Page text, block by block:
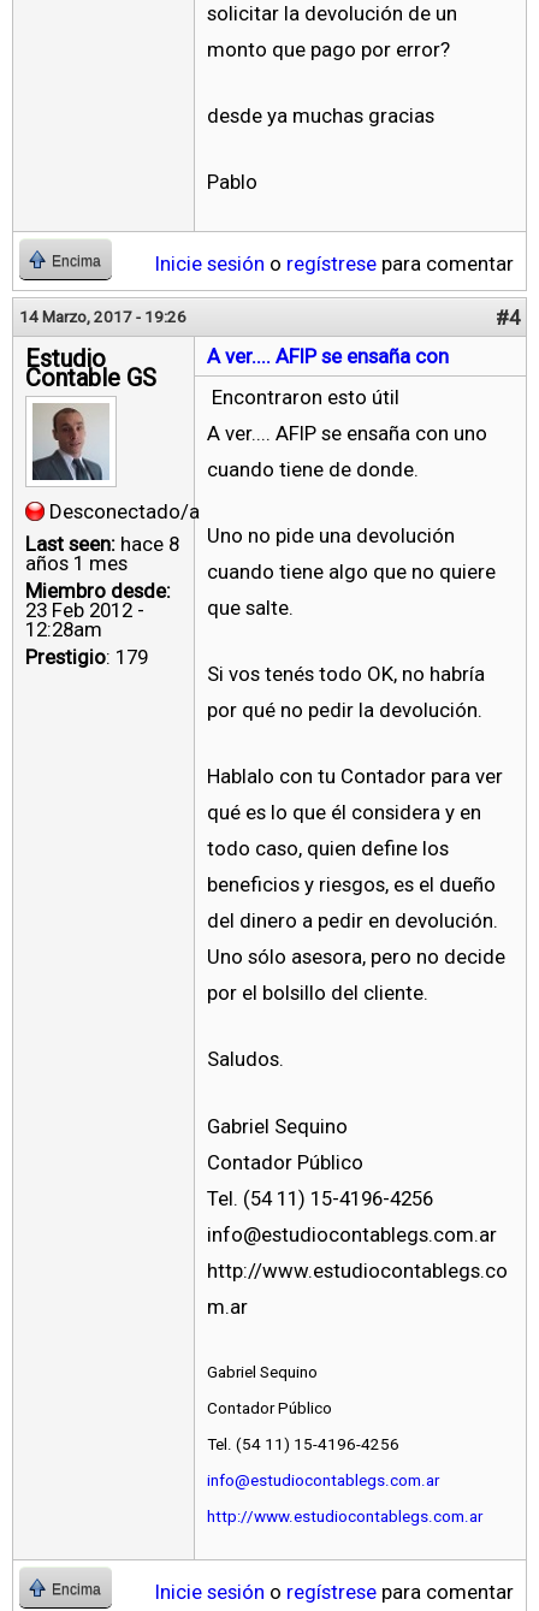
solicitar la devolución de un
monto que pago por error?
desde ya muchas gracias
Pablo
Encima Inicie sesión o regístrese para comentar
14 Marzo, 2017 - 19:26 #4
Estudio
Contable GS
Desconectado/a
Last seen: hace 8
años 1 mes
Miembro desde:
23 Feb 2012 -
12:28am
Prestigio: 179
A ver.... AFIP se ensaña con
Encontraron esto útil
A ver.... AFIP se ensaña con uno
cuando tiene de donde.
Uno no pide una devolución
cuando tiene algo que no quiere
que salte.
Si vos tenés todo OK, no habría
por qué no pedir la devolución.
Hablalo con tu Contador para ver
qué es lo que él considera y en
todo caso, quien define los
beneficios y riesgos, es el dueño
del dinero a pedir en devolución.
Uno sólo asesora, pero no decide
por el bolsillo del cliente.
Saludos.
Gabriel Sequino
Contador Público
Tel. (54 11) 15-4196-4256
info@estudiocontablegs.com.ar
http://www.estudiocontablegs.co
m.ar
Gabriel Sequino
Contador Público
Tel. (54 11) 15-4196-4256
info@estudiocontablegs.com.ar
http://www.estudiocontablegs.com.ar
Encima Inicie sesión o regístrese para comentar